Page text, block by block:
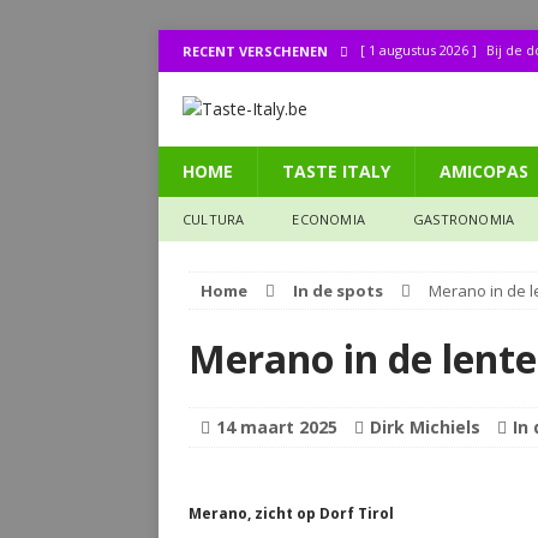
RECENT VERSCHENEN [ 1 augustus 2026 ] Bij de
[ 30 juli 2026 ] Lombo
[ 27 juli 2026 ] Legendes
HOME TASTE ITALY AMICOPAS
CULTURA ECONOMIA GASTRONOMIA
Home In de spots Merano in de
Merano in de lente
14 maart 2025 Dirk Michiels In
Merano, zicht op Dorf Tirol